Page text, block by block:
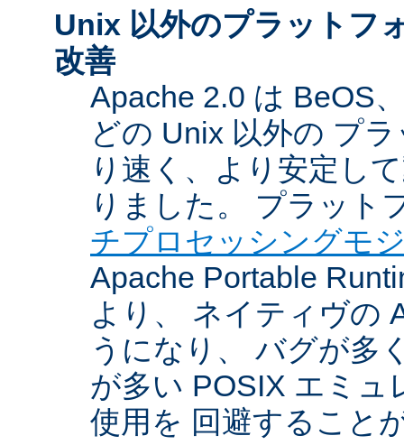
Unix 以外のプラットフ
改善
Apache 2.0 は BeOS
どの Unix 以外の プ
り速く、より安定し
りました。 プラット
チプロセッシングモ
Apache Portable
より、 ネイティヴの
うになり、 バグが多
が多い POSIX エミュ
使用を 回避すること